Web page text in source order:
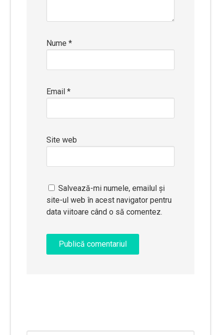
Nume*
Email*
Site web
Salvează-mi numele, emailul și
site-ul web în acest navigator pentru
data viitoare când o să comentez.